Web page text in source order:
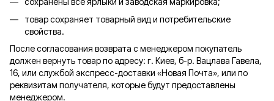
товар сохраняет товарный вид и потребительские
свойства.
После согласования возврата с менеджером покупатель
должен вернуть товар по адресу: г. Киев, б-р. Вацлава Гавела,
16, или службой экспресс-доставки «Новая Почта», или по
реквизитам получателя, которые будут предоставлены
менеджером.